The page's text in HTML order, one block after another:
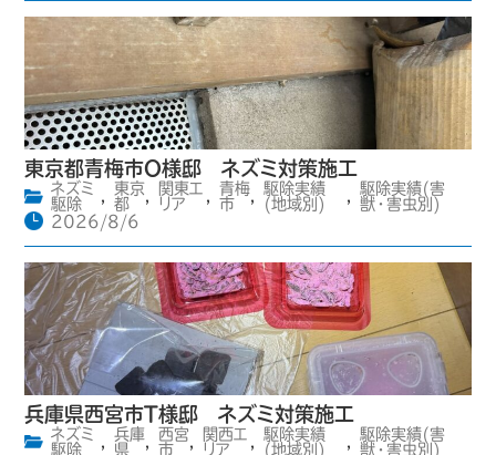
東京都青梅市O様邸 ネズミ対策施工
ネズミ
駆除
,
東京
都
,
関東エ
リア
,
青梅
市
,
駆除実績
(地域別)
,
駆除実績(害
獣・害虫別)
2026/8/6
兵庫県西宮市T様邸 ネズミ対策施工
ネズミ
駆除
,
兵庫
県
,
西宮
市
,
関西エ
リア
,
駆除実績
(地域別)
,
駆除実績(害
獣・害虫別)